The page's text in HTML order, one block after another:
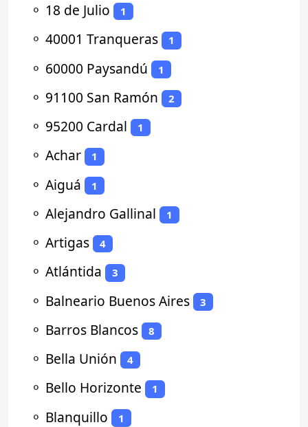
⚬ 18 de Julio 1
⚬ 40001 Tranqueras 1
⚬ 60000 Paysandú 1
⚬ 91100 San Ramón 2
⚬ 95200 Cardal 1
⚬ Achar 1
⚬ Aiguá 1
⚬ Alejandro Gallinal 1
⚬ Artigas 4
⚬ Atlántida 3
⚬ Balneario Buenos Aires 3
⚬ Barros Blancos 8
⚬ Bella Unión 4
⚬ Bello Horizonte 1
⚬ Blanquillo 1